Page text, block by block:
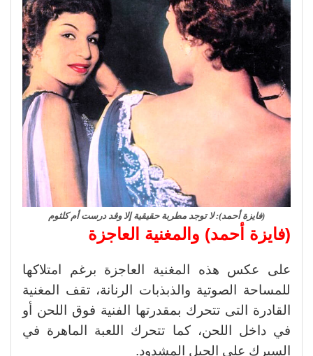
(فايزة أحمد): لا توجد مطربة حقيقية إلا وقد درست أم كلثوم
(فايزة أحمد) والمغنية العاجزة
على عكس هذه المغنية العاجزة برغم امتلاكها
للمساحة الصوتية والذبذبات الرنانة، تقف المغنية
القادرة التى تتحرك بمقدرتها الفنية فوق اللحن أو
في داخل اللحن، كما تتحرك اللعبة الماهرة في
السيرك على الحبل المشدود.